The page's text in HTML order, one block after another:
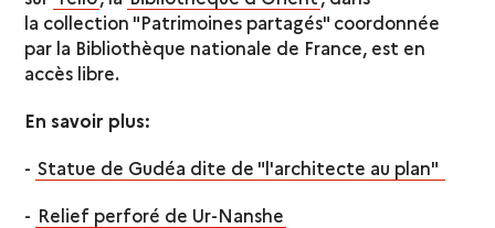
la collection "Patrimoines partagés" coordonnée
par la Bibliothèque nationale de France, est en
accès libre.
En savoir plus:
- Statue de Gudéa dite de "l'architecte au plan"
- Relief perforé de Ur-Nanshe